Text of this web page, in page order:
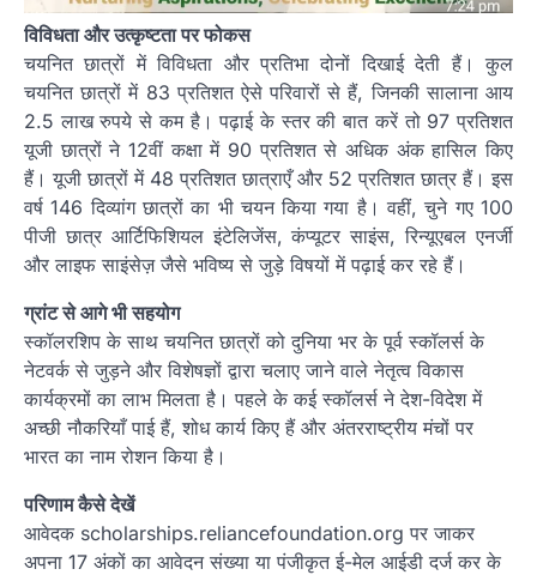
विविधता और उत्कृष्टता पर फोकस
चयनित छात्रों में विविधता और प्रतिभा दोनों दिखाई देती हैं। कुल
चयनित छात्रों में 83 प्रतिशत ऐसे परिवारों से हैं, जिनकी सालाना आय
2.5 लाख रुपये से कम है। पढ़ाई के स्तर की बात करें तो 97 प्रतिशत
यूजी छात्रों ने 12वीं कक्षा में 90 प्रतिशत से अधिक अंक हासिल किए
हैं। यूजी छात्रों में 48 प्रतिशत छात्राएँ और 52 प्रतिशत छात्र हैं। इस
वर्ष 146 दिव्यांग छात्रों का भी चयन किया गया है। वहीं, चुने गए 100
पीजी छात्र आर्टिफिशियल इंटेलिजेंस, कंप्यूटर साइंस, रिन्यूएबल एनर्जी
और लाइफ साइंसेज़ जैसे भविष्य से जुड़े विषयों में पढ़ाई कर रहे हैं।
ग्रांट से आगे भी सहयोग
स्कॉलरशिप के साथ चयनित छात्रों को दुनिया भर के पूर्व स्कॉलर्स के
नेटवर्क से जुड़ने और विशेषज्ञों द्वारा चलाए जाने वाले नेतृत्व विकास
कार्यक्रमों का लाभ मिलता है। पहले के कई स्कॉलर्स ने देश-विदेश में
अच्छी नौकरियाँ पाई हैं, शोध कार्य किए हैं और अंतरराष्ट्रीय मंचों पर
भारत का नाम रोशन किया है।
परिणाम कैसे देखें
आवेदक scholarships.reliancefoundation.org पर जाकर
अपना 17 अंकों का आवेदन संख्या या पंजीकृत ई-मेल आईडी दर्ज कर के